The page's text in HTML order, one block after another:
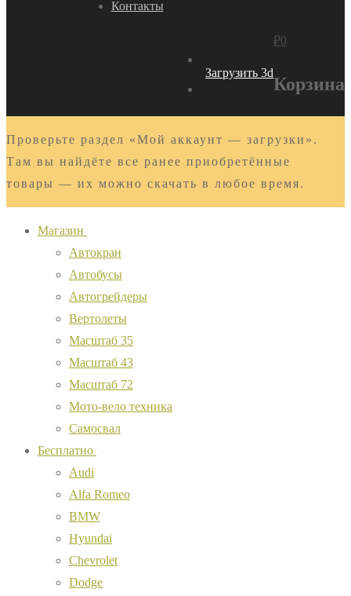
Контакты
Загрузить 3d
₽0
Корзина
Проверьте раздел «Мой аккаунт — загрузки».
Там вы найдёте все ранее приобретённые
товары — их можно скачать в любое время.
Магазин
Автокран
Автобусы
Автогрейдеры
Вертолеты
Масштаб 35
Масштаб 43
Масштаб 72
Мото-вело техника
Самосвал
Бесплатно
Audi
Alfa Romeo
BMW
Hyundai
Chevrolet
Dodge